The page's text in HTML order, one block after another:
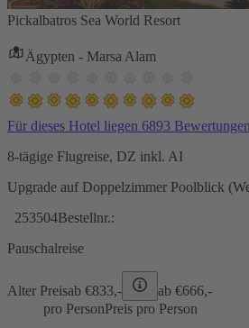
Pickalbatros Sea World Resort
Ägypten - Marsa Alam
Für dieses Hotel liegen 6893
8-tägige Flugreise, DZ inkl. AI
Upgrade auf Doppelzimmer Poolblick
253504Bestellnr.:
Pauschalreise
Alter Preisab €833,- ab €666,-
pro PersonPreis pro Person